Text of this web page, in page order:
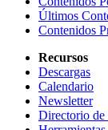
Últimos
Contenidos
Recursos
Descargas
Calendario
Newsletter
Directorio de